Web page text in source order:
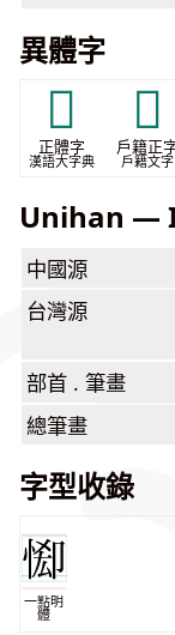
異體字
𠊬
正體字
漢語大字典
𢜭
戶籍正
戶籍文字
Unihan —
中國源
台灣源
部首 . 筆畫
總筆畫
字型收錄
一點明
體